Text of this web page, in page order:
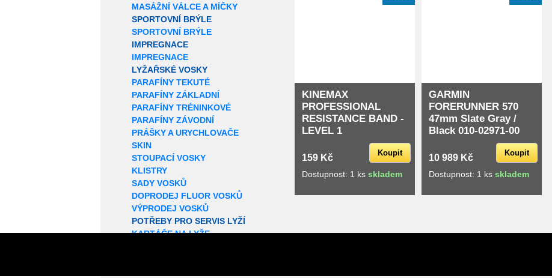
MASÁŽNÍ VÁLCE A MÍČKY
SPORTOVNÍ BRÝLE
SPORTOVNÍ BRÝLE
IMPREGNACE
IMPREGNACE
LYŽAŘSKÉ VOSKY
PARAFÍNY TEKUTÉ
PARAFÍNY ZÁKLADNÍ
PARAFÍNY TRÉNINKOVÉ
PARAFÍNY ZÁVODNÍ
PRÁŠKY A URYCHLOVAČE
SKIN
STOUPACÍ VOSKY
KLISTRY
SADY VOSKŮ
DOPRODEJ FLUOR VOSKŮ
VÝPRODEJ VOSKŮ
POTŘEBY PRO SERVIS LYŽÍ
KARTÁČE NA LYŽE
KINEMAX
PROFESSIONAL
RESISTANCE BAND -
LEVEL 1
159 Kč Koupit
Dostupnost: 1 ks skladem
GARMIN
FORERUNNER 570
47mm Slate Gray /
Black 010-02971-00
10 989 Kč Koupit
Dostupnost: 1 ks skladem